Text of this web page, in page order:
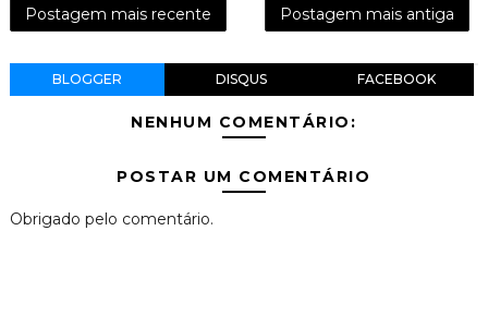
Postagem mais recente Postagem mais antiga
BLOGGER DISQUS FACEBOOK
NENHUM COMENTÁRIO:
POSTAR UM COMENTÁRIO
Obrigado pelo comentário.